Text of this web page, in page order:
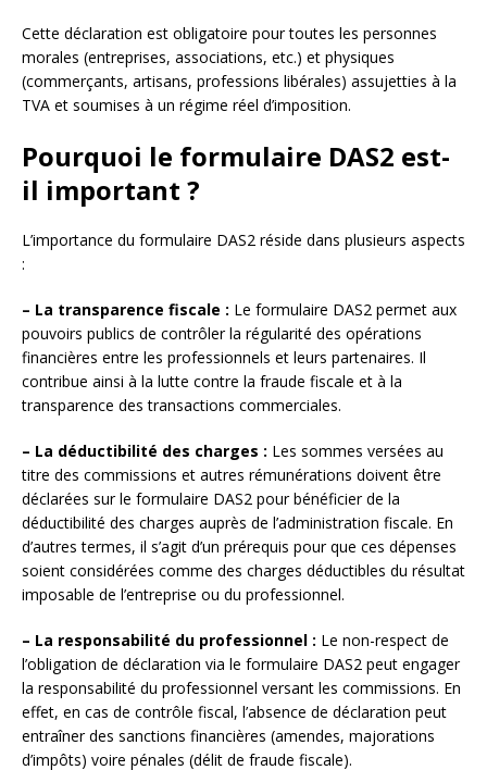
Cette déclaration est obligatoire pour toutes les personnes
morales (entreprises, associations, etc.) et physiques
(commerçants, artisans, professions libérales) assujetties à la
TVA et soumises à un régime réel d’imposition.
Pourquoi le formulaire DAS2 est-
il important ?
L’importance du formulaire DAS2 réside dans plusieurs aspects
:
– La transparence fiscale : Le formulaire DAS2 permet aux
pouvoirs publics de contrôler la régularité des opérations
financières entre les professionnels et leurs partenaires. Il
contribue ainsi à la lutte contre la fraude fiscale et à la
transparence des transactions commerciales.
– La déductibilité des charges : Les sommes versées au
titre des commissions et autres rémunérations doivent être
déclarées sur le formulaire DAS2 pour bénéficier de la
déductibilité des charges auprès de l’administration fiscale. En
d’autres termes, il s’agit d’un prérequis pour que ces dépenses
soient considérées comme des charges déductibles du résultat
imposable de l’entreprise ou du professionnel.
– La responsabilité du professionnel : Le non-respect de
l’obligation de déclaration via le formulaire DAS2 peut engager
la responsabilité du professionnel versant les commissions. En
effet, en cas de contrôle fiscal, l’absence de déclaration peut
entraîner des sanctions financières (amendes, majorations
d’impôts) voire pénales (délit de fraude fiscale).